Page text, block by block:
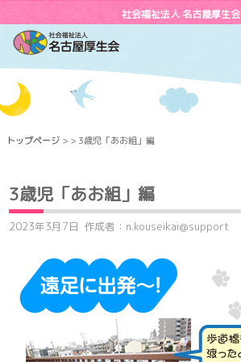
社会福祉法人 名古屋厚生会
トップページ > > 3歳児「あお組」編
3歳児「あお組」編
2023年3月7日 作成者：n.kouseikai@support